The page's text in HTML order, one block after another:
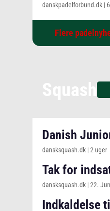
danskpadelforbund.dk|
Flere
Danish
dansksquash.dk|2 uger
Tak for
dansksquash.dk|22.
Indkaldelse